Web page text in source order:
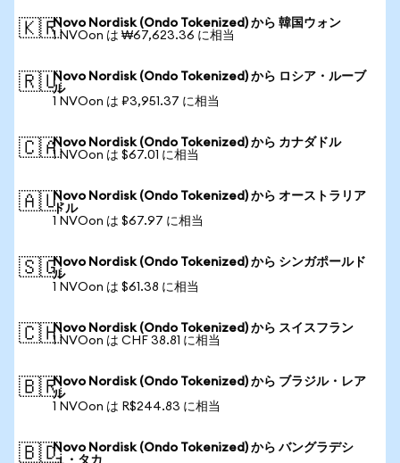
🇰🇷Novo Nordisk (Ondo Tokenized) から 韓国ウォン
1 NVOon は ₩67,623.36 に相当
🇷🇺Novo Nordisk (Ondo Tokenized) から ロシア・ルーブ
ル
1 NVOon は ₽3,951.37 に相当
🇨🇦Novo Nordisk (Ondo Tokenized) から カナダドル
1 NVOon は $67.01 に相当
🇦🇺Novo Nordisk (Ondo Tokenized) から オーストラリア
ドル
1 NVOon は $67.97 に相当
🇸🇬Novo Nordisk (Ondo Tokenized) から シンガポールド
ル
1 NVOon は $61.38 に相当
🇨🇭Novo Nordisk (Ondo Tokenized) から スイスフラン
1 NVOon は CHF 38.81 に相当
🇧🇷Novo Nordisk (Ondo Tokenized) から ブラジル・レア
ル
1 NVOon は R$244.83 に相当
🇧🇩Novo Nordisk (Ondo Tokenized) から バングラデシ
ュ・タカ